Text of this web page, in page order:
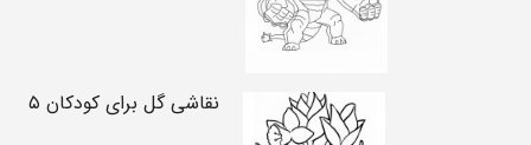
نقاشی گل برای کودکان ۵